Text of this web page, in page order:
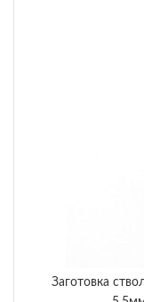
Заготовка